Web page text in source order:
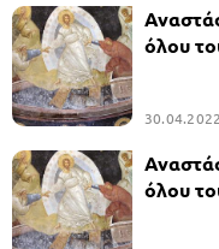
όλου
30.04.2022
όλου